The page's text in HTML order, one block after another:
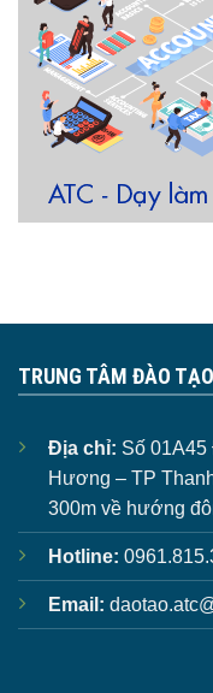
TRUNG TÂM ĐÀO
Địa chỉ: Số
Hương – TP
300m về hướng
Hotline:
Email: